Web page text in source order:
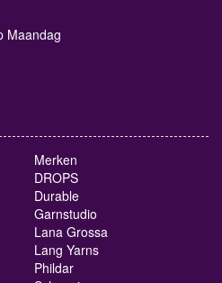
Maandag
Merken
DROPS
Durable
Garnstudio
Lana Grossa
Lang Yarns
Phildar